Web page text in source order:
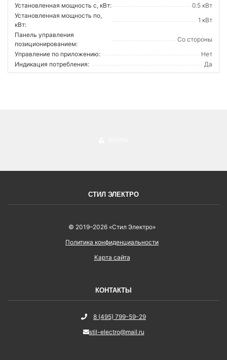
Установленная мощность с, кВт:
0.5 кВт
Установленная мощность по,
кВт:
1 кВт
Панель управления
позиционированием:
Со стороны
Управление по приложению:
Нет
Индикация потребления:
Да
СТИЛ ЭЛЕКТРО
© 2019–2026 «Стил Электро»
Политика конфиденциальности
Карта сайта
КОНТАКТЫ
8 (495) 799-59-29
stil-electro@mail.ru